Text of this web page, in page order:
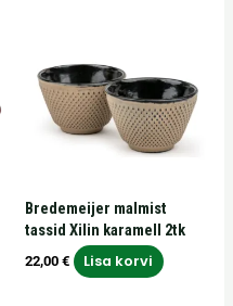
Bredemeijer malmist
tassid Xilin karamell 2tk
22,00 € Lisa korvi